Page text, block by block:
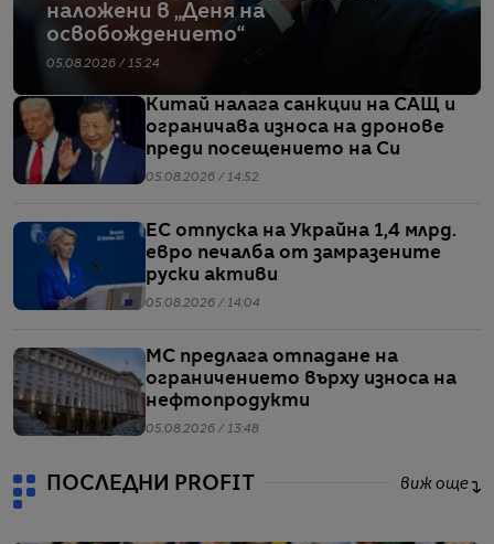
наложени в „Деня на
освобождението“
05.08.2026 / 15:24
Китай налага санкции на САЩ и
ограничава износа на дронове
преди посещението на Си
05.08.2026 / 14:52
ЕС отпуска на Украйна 1,4 млрд.
евро печалба от замразените
руски активи
05.08.2026 / 14:04
МС предлага отпадане на
ограничението върху износа на
нефтопродукти
05.08.2026 / 13:48
ПОСЛЕДНИ PROFIT виж още